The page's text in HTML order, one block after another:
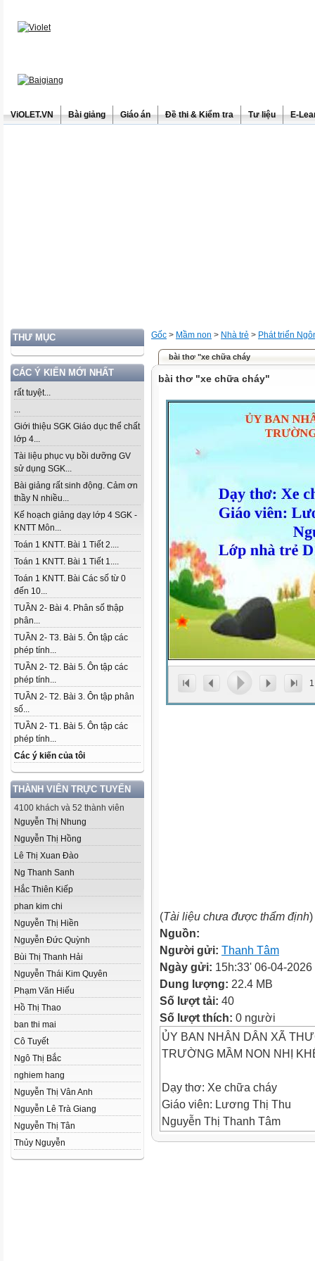
ViOLET.VN Bài giảng Giáo án Đề thi & Kiểm tra Tư liệu E-
THƯ MỤC
CÁC Ý KIẾN MỚI NHẤT
rất tuyệt...
...
Giới thiệu SGK Giáo dục thể chất
lớp 4...
Tài liệu phục vụ bồi dưỡng GV
sử dụng SGK...
Bài giảng rất sinh động. Cảm ơn
thầy N nhiều...
Kế hoạch giảng dạy lớp 4 SGK -
KNTT Môn...
Toán 1 KNTT. Bài 1 Tiết 2....
Toán 1 KNTT. Bài 1 Tiết 1....
Toán 1 KNTT. Bài Các số từ 0
đến 10...
TUẦN 2- Bài 4. Phân số thập
phân...
TUẦN 2- T3. Bài 5. Ôn tập các
phép tính...
TUẦN 2- T2. Bài 5. Ôn tập các
phép tính...
TUẦN 2- T2. Bài 3. Ôn tập phân
số...
TUẦN 2- T1. Bài 5. Ôn tập các
phép tính...
Các ý kiến của tôi
THÀNH VIÊN TRỰC TUYẾN
4100 khách và 52 thành viên
Nguyễn Thị Nhung
Nguyễn Thị Hồng
Lê Thị Xuan Đào
Ng Thanh Sanh
Hắc Thiên Kiếp
phan kim chi
Nguyễn Thị Hiền
Nguyễn Đức Quỳnh
Bùi Thị Thanh Hải
Nguyễn Thái Kim Quyên
Phạm Văn Hiếu
Hồ Thị Thao
ban thi mai
Cô Tuyết
Ngô Thị Bắc
nghiem hang
Nguyễn Thị Vân Anh
Nguyễn Lê Trà Giang
Nguyễn Thị Tân
Thủy Nguyễn
Gốc > Mầm non > Nhà trẻ > Phát triển
bài thơ "xe chữa cháy
bài thơ "xe chữa cháy"
1
(Tài liệu chưa được thẩm định)
Nguồn:
Người gửi: Thanh Tâm
Ngày gửi: 15h:33' 06-04-2026
Dung lượng: 22.4 MB
Số lượt tải: 40
Số lượt thích: 0 người
ỦY BAN NHÂN DÂN XÃ
TRƯỜNG MẦM NON NHỊ
Dạy thơ: Xe chữa cháy
Giáo viên: Lương Thị Thu
Nguyễn Thị Thanh Tâm